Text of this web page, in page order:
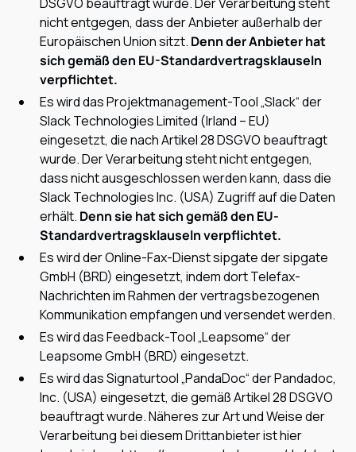
nicht entgegen, dass der Anbieter außerhalb der
Europäischen Union sitzt. Denn der Anbieter hat
sich gemäß den EU-Standardvertragsklauseln
verpflichtet.
Es wird das Projektmanagement-Tool „Slack“ der
Slack Technologies Limited (Irland – EU)
eingesetzt, die nach Artikel 28 DSGVO beauftragt
wurde. Der Verarbeitung steht nicht entgegen,
dass nicht ausgeschlossen werden kann, dass die
Slack Technologies Inc. (USA) Zugriff auf die Daten
erhält. Denn sie hat sich gemäß den EU-
Standardvertragsklauseln verpflichtet.
Es wird der Online-Fax-Dienst sipgate der sipgate
GmbH (BRD) eingesetzt, indem dort Telefax-
Nachrichten im Rahmen der vertragsbezogenen
Kommunikation empfangen und versendet werden.
Es wird das Feedback-Tool „Leapsome“ der
Leapsome GmbH (BRD) eingesetzt.
Es wird das Signaturtool „PandaDoc“ der Pandadoc,
Inc. (USA) eingesetzt, die gemäß Artikel 28 DSGVO
beauftragt wurde. Näheres zur Art und Weise der
Verarbeitung bei diesem Drittanbieter ist hier